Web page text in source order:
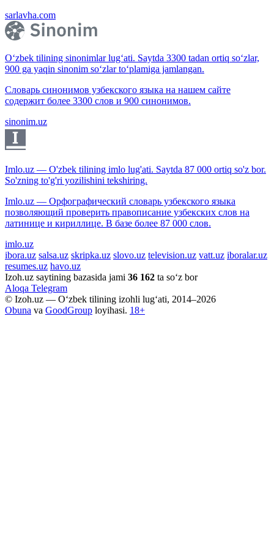
sarlavha.com
O‘zbek tilining sinonimlar lug‘ati. Saytda 3300 tadan ortiq so‘zlar,
900 ga yaqin sinonim so‘zlar to‘plamiga jamlangan.
Словарь синонимов узбекского языка на нашем сайте
содержит более 3300 слов и 900 синонимов.
sinonim.uz
Imlo.uz — O'zbek tilining imlo lug'ati. Saytda 87 000 ortiq so'z bor.
So'zning to'g'ri yozilishini tekshiring.
Imlo.uz — Орфографический словарь узбекского языка
позволяющий проверить правописание узбекских слов на
латинице и кириллице. В базе более 87 000 слов.
imlo.uz
ibora.uz salsa.uz skripka.uz slovo.uz television.uz vatt.uz iboralar.uz
resumes.uz havo.uz
Izoh.uz saytining bazasida jami 36 162 ta so‘z bor
Aloqa Telegram
© Izoh.uz — O‘zbek tilining izohli lug‘ati, 2014–2026
Obuna va GoodGroup loyihasi. 18+